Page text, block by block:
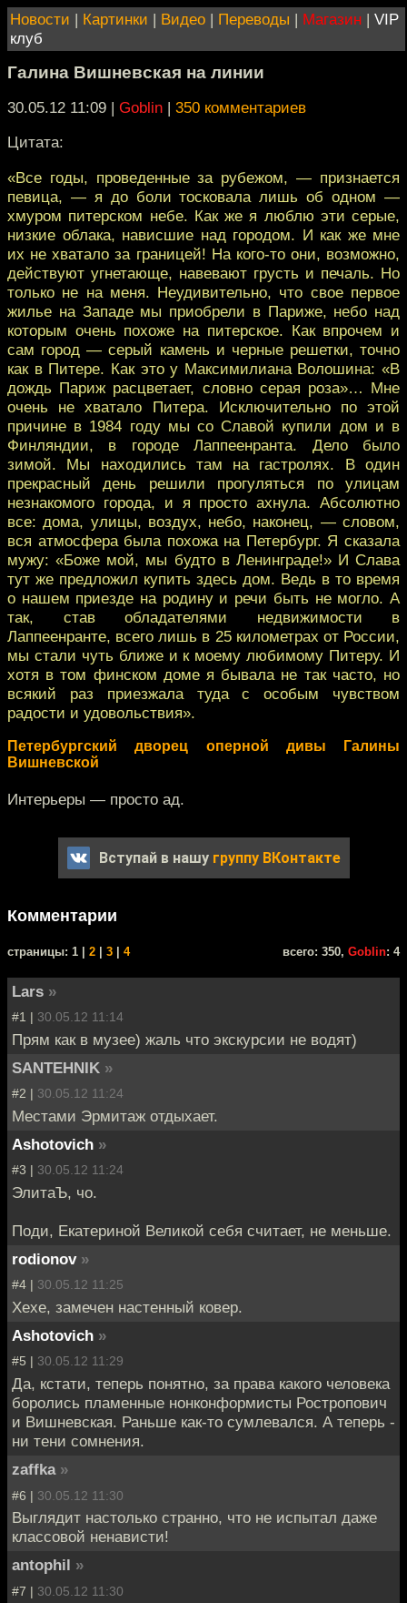
Новости | Картинки | Видео | Переводы | Магазин | VIP
клуб
Галина Вишневская на линии
30.05.12 11:09 | Goblin | 350 комментариев
Цитата:
«Все годы, проведенные за рубежом, — признается
певица, — я до боли тосковала лишь об одном —
хмуром питерском небе. Как же я люблю эти серые,
низкие облака, нависшие над городом. И как же мне
их не хватало за границей! На кого-то они, возможно,
действуют угнетающе, навевают грусть и печаль. Но
только не на меня. Неудивительно, что свое первое
жилье на Западе мы приобрели в Париже, небо над
которым очень похоже на питерское. Как впрочем и
сам город — серый камень и черные решетки, точно
как в Питере. Как это у Максимилиана Волошина: «В
дождь Париж расцветает, словно серая роза»… Мне
очень не хватало Питера. Исключительно по этой
причине в 1984 году мы со Славой купили дом и в
Финляндии, в городе Лаппеенранта. Дело было
зимой. Мы находились там на гастролях. В один
прекрасный день решили прогуляться по улицам
незнакомого города, и я просто ахнула. Абсолютно
все: дома, улицы, воздух, небо, наконец, — словом,
вся атмосфера была похожа на Петербург. Я сказала
мужу: «Боже мой, мы будто в Ленинграде!» И Слава
тут же предложил купить здесь дом. Ведь в то время
о нашем приезде на родину и речи быть не могло. А
так, став обладателями недвижимости в
Лаппеенранте, всего лишь в 25 километрах от России,
мы стали чуть ближе и к моему любимому Питеру. И
хотя в том финском доме я бывала не так часто, но
всякий раз приезжала туда с особым чувством
радости и удовольствия».
Петербургский дворец оперной дивы Галины
Вишневской
Интерьеры — просто ад.
Вступай в нашу группу ВКонтакте
Комментарии
cтраницы: 1 | 2 3 4 всего: 350, Goblin: 4
Lars »
#1 | 30.05.12 11:14
Прям как в музее) жаль что экскурсии не водят)
SANTEHNIK »
#2 | 30.05.12 11:24
Местами Эрмитаж отдыхает.
Ashotovich »
#3 | 30.05.12 11:24
ЭлитаЪ, чо.
Поди, Екатериной Великой себя считает, не меньше.
rodionov »
#4 | 30.05.12 11:25
Хехе, замечен настенный ковер.
Ashotovich »
#5 | 30.05.12 11:29
Да, кстати, теперь понятно, за права какого человека
боролись пламенные нонконформисты Ростропович
и Вишневская. Раньше как-то сумлевался. А теперь -
ни тени сомнения.
zaffka »
#6 | 30.05.12 11:30
Выглядит настолько странно, что не испытал даже
классовой ненависти!
antophil »
#7 | 30.05.12 11:30